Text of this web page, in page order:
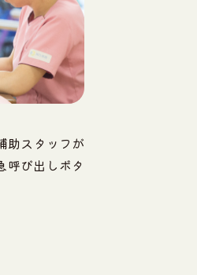
助スタッフが
呼び出しボタ